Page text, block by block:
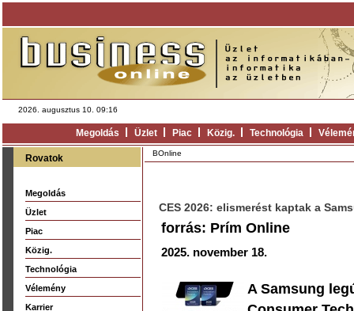
2026. augusztus 10. 09:16
Megoldás Üzlet Piac Közig. Technológia
Rovatok
Megoldás
Üzlet
Piac
Közig.
Technológia
Vélemény
Karrier
BOnline
CES 2026: elismerést kaptak a
forrás: Prím Online
2025. november 18.
A Samsung